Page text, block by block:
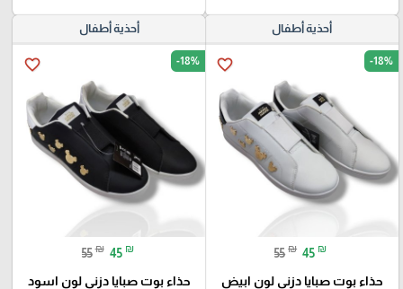
أحذية أطفال
favorite_border -18%
55 ₪ 45 ₪
حذاء بوت صبايا دزني لون ابيض
أحذية أطفال
favorite_border -18%
55 ₪ 45 ₪
حذاء بوت صبايا دزني لون اسود